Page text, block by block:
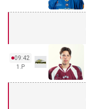
09:42
1.P